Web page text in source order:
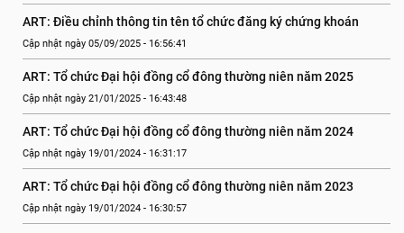
ART: Điều chỉnh thông tin tên tổ chức đăng ký chứng khoán
Cập nhật ngày 05/09/2025 - 16:56:41
ART: Tổ chức Đại hội đồng cổ đông thường niên năm 2025
Cập nhật ngày 21/01/2025 - 16:43:48
ART: Tổ chức Đại hội đồng cổ đông thường niên năm 2024
Cập nhật ngày 19/01/2024 - 16:31:17
ART: Tổ chức Đại hội đồng cổ đông thường niên năm 2023
Cập nhật ngày 19/01/2024 - 16:30:57